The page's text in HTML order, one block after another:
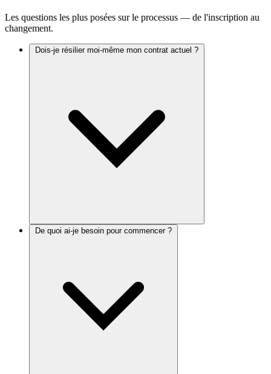
Les questions les plus posées sur le processus — de l'inscription au
changement.
Dois-je résilier moi-même mon contrat actuel ?
De quoi ai-je besoin pour commencer ?